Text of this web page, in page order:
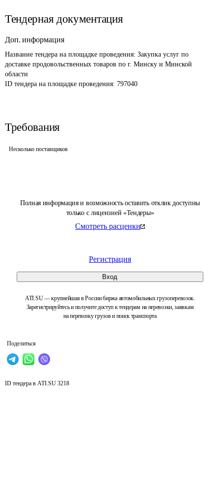
Полная информация и возможность оставить отклик доступны
только с лицензией «Тендеры»
Смотреть расценки
Регистрация
Вход
ATI.SU — крупнейшая в России биржа автомобильных грузоперевозок.
Зарегистрируйтесь и получите доступ к тендерам на перевозки, заявкам
на перевозку грузов и поиск транспорта
Поделиться
Тендерная документация
Доп. информация
Название тендера на площадке проведения: Закупка услуг по
доставке продовольственных товаров по г. Минску и Минской
области
ID тендера на площадке проведения: 797040
Требования
Несколько поставщиков
ID тендера в ATI.SU 3218